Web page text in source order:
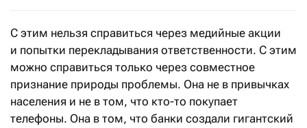
С этим нельзя справиться через медийные акции
и попытки перекладывания ответственности. С этим
можно справиться только через совместное
признание природы проблемы. Она не в привычках
населения и не в том, что кто-то покупает
телефоны. Она в том, что банки создали гигантский